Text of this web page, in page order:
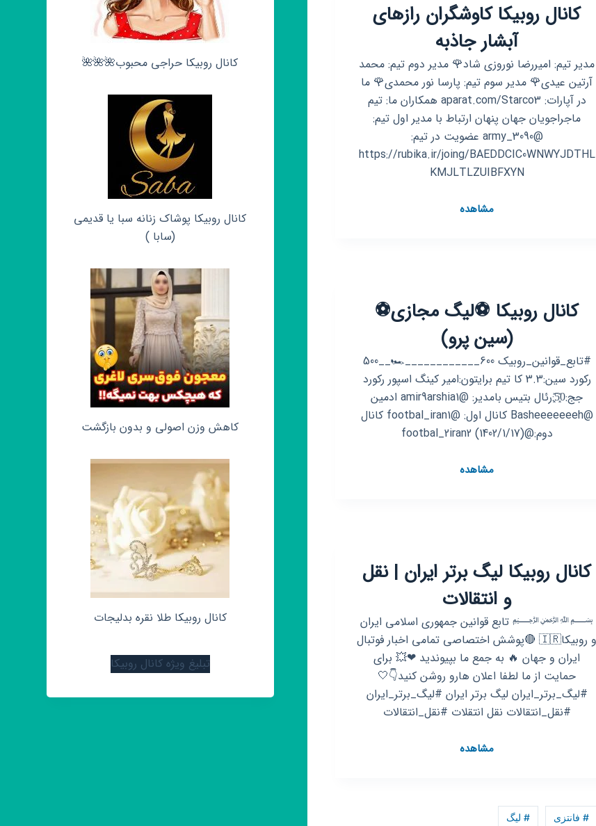
کانال روبیکا کاوشگران رازهای
آبشار جاذبه
مدیر تیم: امیررضا نوروزی شاد🌹 مدیر دوم تیم: محمد
آرتین عیدی🌹 مدیر سوم تیم: پارسا نور محمدی🌹 ما
در آپارات: aparat.com/Starco3 همکاران ما: تیم
ماجراجویان جهان پنهان ارتباط با مدیر اول تیم:
@army_3090 عضویت در تیم:
https://rubika.ir/joing/BAEDDCIC0WNWYJDTHL
KMJLTLZUIBFXYN
مشاهدهکانال
کانال روبیکا ⚽️لیگ مجازی⚽️
(سین پرو)
#تابع_قوانین_روبیک 600____________🏎__500
رکورد سین:3.3 کا تیم برایتون:امیر کینگ اسپور رکورد
جج:5͓̽0͓̽:رئال بتیس بامدیر: @amir9arshia1 ادمین
@Basheeeeeeeh کانال اول: @footbal_iran1 کانال
دوم:@footbal_2iran2 (1402/1/17)
مشاهدهکانال
(سین
پرو)
کانال روبیکا لیگ برتر ایران | نقل
و انتقالات
﷽ تابع قوانین جمهوری اسلامی ایران
و روبیکا🇮🇷 🔴پوشش اختصاصی تمامی اخبار فوتبال
ایران و جهان 🔥 به جمع ما بپیوندید ❤💥 برای
حمایت از ما لطفا اعلان هارو روشن کنید👇🤍
#لیگ_برتر_ایران لیگ برتر ایران #لیگ_برتر_ایران
#‌نقل_انتقالات نقل انتقلات #نقل_انتقالات
مشاهدهکانال
# فانتزی # لیگ
کانال روبیکا حراجی محبوب🌺🌺🌺
کانال روبیکا پوشاک زنانه سبا یا قدیمی
(سابا )
کاهش وزن اصولی و بدون بازگشت
کانال روبیکا طلا نقره بدلیجات
تبلیغ ویژه کانال روبیکا